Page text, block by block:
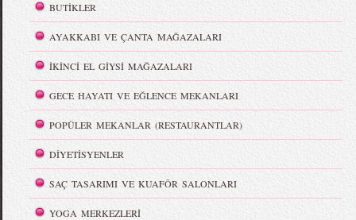
BUTİKLER
AYAKKABI VE ÇANTA MAĞAZALARI
İKİNCİ EL GİYSİ MAĞAZALARI
GECE HAYATI VE EĞLENCE MEKANLARI
POPÜLER MEKANLAR (RESTAURANTLAR)
DİYETİSYENLER
SAÇ TASARIMI VE KUAFÖR SALONLARI
YOGA MERKEZLERİ